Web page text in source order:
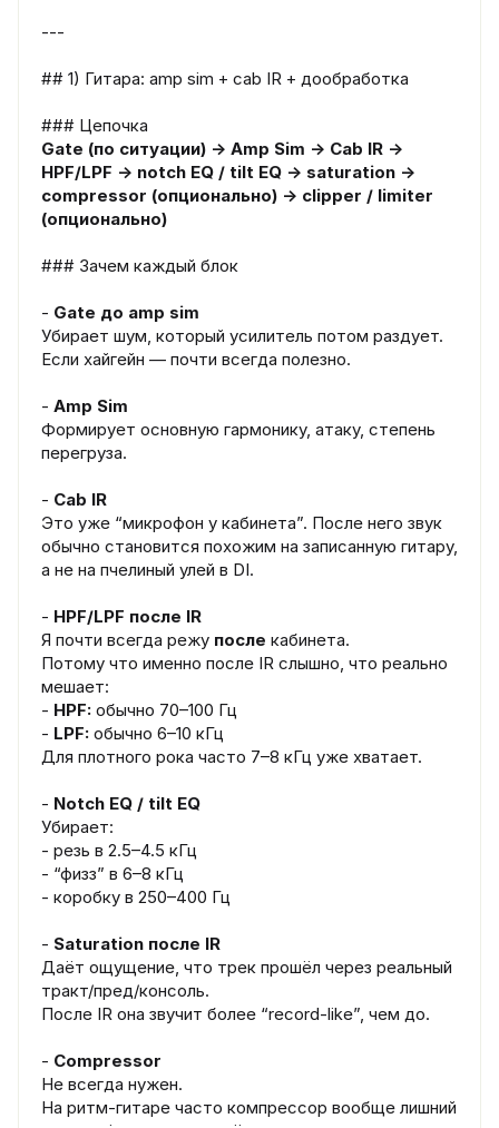
---
## 1) Гитара: amp sim + cab IR + дообработка
### Цепочка
Gate (по ситуации) → Amp Sim → Cab IR →
HPF/LPF → notch EQ / tilt EQ → saturation →
compressor (опционально) → clipper / limiter
(опционально)
### Зачем каждый блок
- Gate до amp sim
Убирает шум, который усилитель потом раздует.
Если хайгейн — почти всегда полезно.
- Amp Sim
Формирует основную гармонику, атаку, степень
перегруза.
- Cab IR
Это уже “микрофон у кабинета”. После него звук
обычно становится похожим на записанную гитару,
а не на пчелиный улей в DI.
- HPF/LPF после IR
Я почти всегда режу после кабинета.
Потому что именно после IR слышно, что реально
мешает:
- HPF: обычно 70–100 Гц
- LPF: обычно 6–10 кГц
Для плотного рока часто 7–8 кГц уже хватает.
- Notch EQ / tilt EQ
Убирает:
- резь в 2.5–4.5 кГц
- “физз” в 6–8 кГц
- коробку в 250–400 Гц
- Saturation после IR
Даёт ощущение, что трек прошёл через реальный
тракт/пред/консоль.
После IR она звучит более “record-like”, чем до.
- Compressor
Не всегда нужен.
На ритм-гитаре часто компрессор вообще лишний